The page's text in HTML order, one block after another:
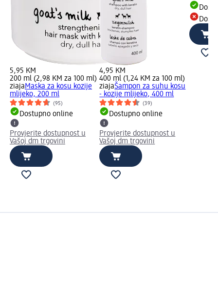
5,95 KM
200 ml (2,98 KM za 100 ml)
ziajaMaska za kosu kozije
mlijeko, 200 ml
(95)
Dostupno online
Provjerite dostupnost u
Vašoj dm trgovini
4,95 KM
400 ml (1,24 KM za 100 ml)
ziajaŠampon za suhu kosu
- kozije mlijeko, 400 ml
(39)
Dostupno online
Provjerite dostupnost u
Vašoj dm trgovini